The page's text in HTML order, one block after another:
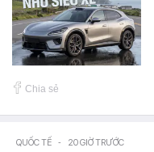
Chia sẻ
QUỐC TẾ - 20 GIỜ TRƯỚC